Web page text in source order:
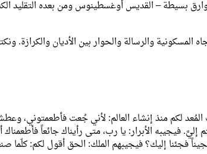
بسيطة – القديس أوغسطينوس ومن بعده التقليد
المسكونية والرسالة والحوار بين الأديان والكرازة.
المُعد لكم منذ إنشاء العالم: لأني جُعت فأطعمتوني،
فيجيبه الأبرار: يا رب، متى رأيناك جائعاً
فجئنا إليك؟ فيجيبهم الملك: الحق أقول لكم: كلّما